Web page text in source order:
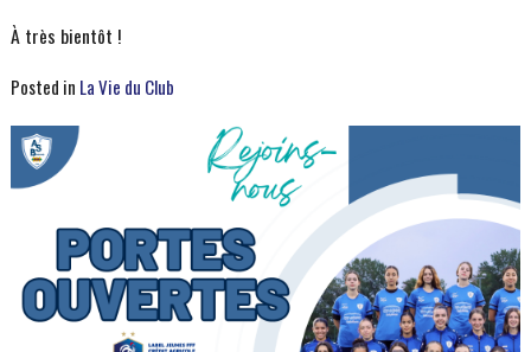
À très bientôt !
Posted in La Vie du Club